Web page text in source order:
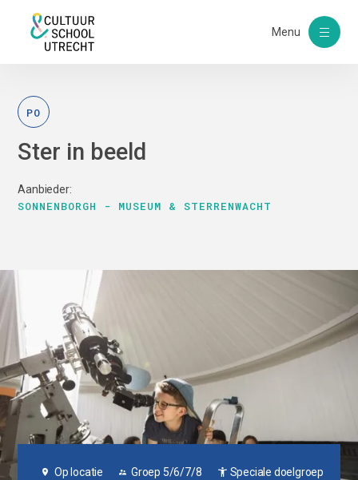
Menu
PO
Ster in beeld
Aanbieder:
SONNENBORGH - MUSEUM & STERRENWACHT
Op locatie Groep 5/6/7/8 Speciale doelgroep